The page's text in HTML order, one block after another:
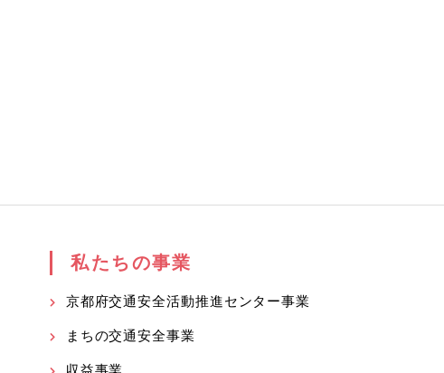
私たちの事業
京都府交通安全活動推進センター事業
まちの交通安全事業
収益事業